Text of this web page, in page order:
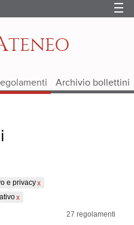
TENEO
Archivio bollettini
e privacy
27 regolamenti